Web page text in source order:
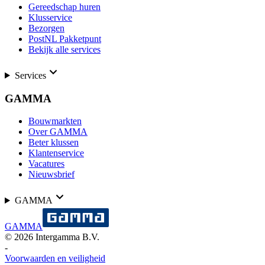
Gereedschap huren
Klusservice
Bezorgen
PostNL Pakketpunt
Bekijk alle services
Services
GAMMA
Bouwmarkten
Over GAMMA
Beter klussen
Klantenservice
Vacatures
Nieuwsbrief
GAMMA
GAMMA
© 2026 Intergamma B.V.
-
Voorwaarden en veiligheid